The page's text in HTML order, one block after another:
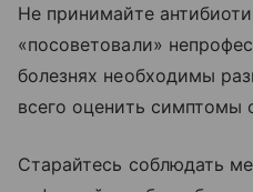
Не принимайте
«посоветовали»
болезнях необходимы
всего оценить симптомы
Старайтесь соблюдать